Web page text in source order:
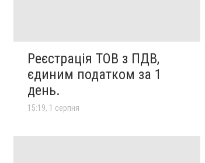
Реєстрація ТОВ з ПДВ,
єдиним податком за 1
день.
15:19, 1 серпня